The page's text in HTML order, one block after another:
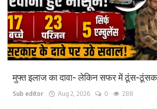
मुफ्त इलाज का दावा- लेकिन सफर में ठूंस-
Sub editor Aug 2, 2026 0 288